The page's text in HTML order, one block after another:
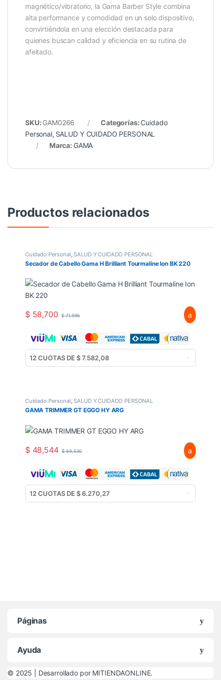
magnético/vibratorio, la Gama Barber Style combina
alta performance y comodidad en un solo dispositivo,
convirtiéndola en una elección destacada para
quienes buscan calidad y eficiencia en su rutina de
afeitado.
SKU: GAM0266 Categorías: Cuidado
Personal, SALUD Y CUIDADO PERSONAL
Marca: GAMA
Productos relacionados
Cuidado Personal,SALUD Y CUIDADO PERSONAL
Secador de Cabello Gama H Brilliant Tourmaline Ion BK 220
$58,700 $71,996
Cuidado Personal,SALUD Y CUIDADO PERSONAL
GAMA TRIMMER GT EGGO HY ARG
$48,544 $59,530
Páginas
Ayuda
© 2025 | Desarrollado por MITIENDAONLINE.